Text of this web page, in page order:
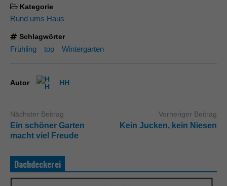
Kategorie
Rund ums Haus
Schlagwörter
Frühling top Wintergarten
Autor HH
Nächster Beitrag
Ein schöner Garten
macht viel Freude
Vorheriger Beitrag
Kein Jucken, kein Niesen
Dachdeckerei